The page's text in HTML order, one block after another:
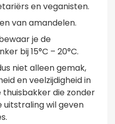
en veganisten.
van amandelen.
je de
bij 15°C – 20°C.
niet alleen gemak,
en veelzijdigheid in
die zonder
uitstraling wil geven